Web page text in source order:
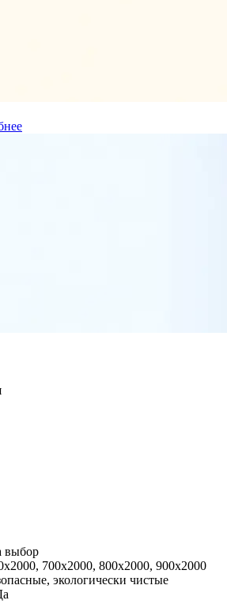
выбор
700x2000, 800x2000, 900x2000
экологически чистые